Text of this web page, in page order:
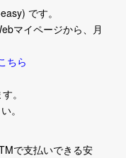
です。
マイページから、月
ちら
。
。
で支払いできる安